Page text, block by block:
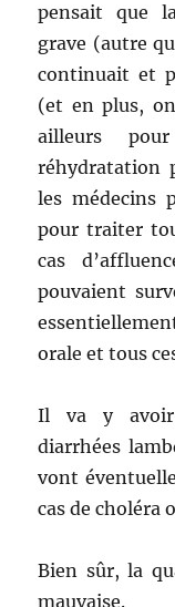
pensait que
grave (autre
continuait et
(et en plus,
ailleurs
réhydratation
les médecins
pour traiter
cas
pouvaient
orale et tous
Il va y avoir
diarrhées
vont
cas de choléra
Bien sûr, la
mauvaise.